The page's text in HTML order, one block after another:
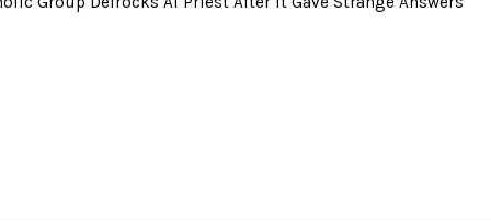
Group Defrocks AI Priest After It Gave Strange